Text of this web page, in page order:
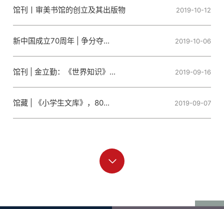
馆刊丨审美书馆的创立及其出版物 2019-10-12
新中国成立70周年 | 争分夺... 2019-10-06
馆刊 | 金立勤：《世界知识》... 2019-09-16
馆藏 | 《小学生文库》，80... 2019-09-07